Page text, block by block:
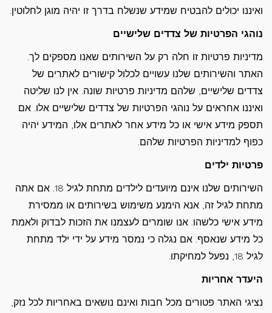
ואיננו יכולים להבטיח שמידע שנשלח בדרך זו יהיה מוגן לחלוטין.
נוהגי הפרטיות של צדדים שלישיים
מדיניות פרטיות זו חלה רק על השירותים שאנו מספקים לך.
האתר והשירותים שלנו עשויים לכלול קישורים לאתרים של
צדדים שלישיים, שלהם מדיניות פרטיות שונה. אין לנו שליטה
ואיננו אחראים על נוהגי הפרטיות של צדדים שלישיים אלו. אם
תספק מידע אישי או כל מידע אחר לאתרים אלו, המידע יהיה
כפוף למדיניות הפרטיות שלהם.
פרטיות ילדים
השירותים שלנו אינם מיועדים לילדים מתחת לגיל 18. אם אתה
מתחת לגיל זה, אנא הימנע משימוש בשירותים או ממסירת
מידע אישי כלשהו. אנו שומרים לעצמנו את הזכות לבדוק ולאמת
כל מידע שנאסף. אם נגלה כי נמסר מידע על ידי ילד מתחת
לגיל 18, נפעל למחיקתו.
היעדר אחריות
נציגי האתר פטורים מכל חבות ואינם נושאים באחריות לכל נזק,